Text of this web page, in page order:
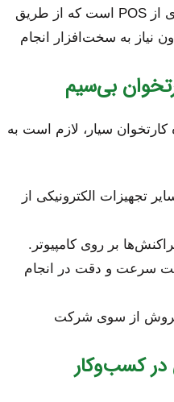
نوع نرم‌افزاری از POS است که از طریق
نیاز به سخت‌افزار انجام
بی‌سیم
سیار، لازم است به
تجهیزات الکترونیکی از
بر روی کامپیوتر.
سرعت و دقت در انجام
فروش از سوی شرکت
در کسب‌وکار